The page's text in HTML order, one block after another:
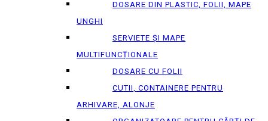
DOSARE DIN PLASTIC, FOLII, MAPE
UNGHI
SERVIETE ȘI MAPE
MULTIFUNCȚIONALE
DOSARE CU FOLII
CUTII, CONTAINERE PENTRU
ARHIVARE, ALONJE